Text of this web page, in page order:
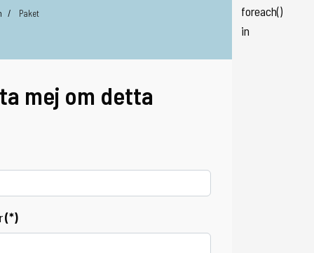
foreach()
in
Paket
mej om detta
(*)